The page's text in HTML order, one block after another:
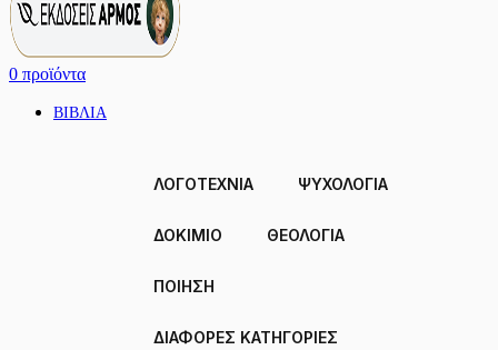
0 προϊόντα
ΒΙΒΛΙΑ
ΛΟΓΟΤΕΧΝΙΑ ΨΥΧΟΛΟΓΙΑ
ΔΟΚΊΜΙΟ ΘΕΟΛΟΓΙΑ
ΠΟΙΗΣΗ
ΔΙΑΦΟΡΕΣ ΚΑΤΗΓΟΡΙΕΣ